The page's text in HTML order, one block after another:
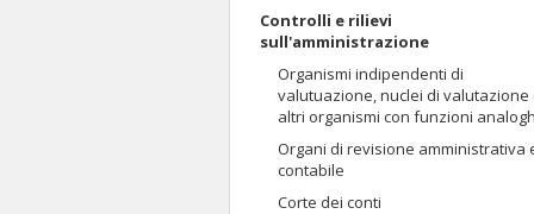
Controlli e rilievi
sull'amministrazione
Organismi indipendenti di
valutuazione, nuclei di valutazione
altri organismi con funzioni
Organi di revisione amministrativa
contabile
Corte dei conti